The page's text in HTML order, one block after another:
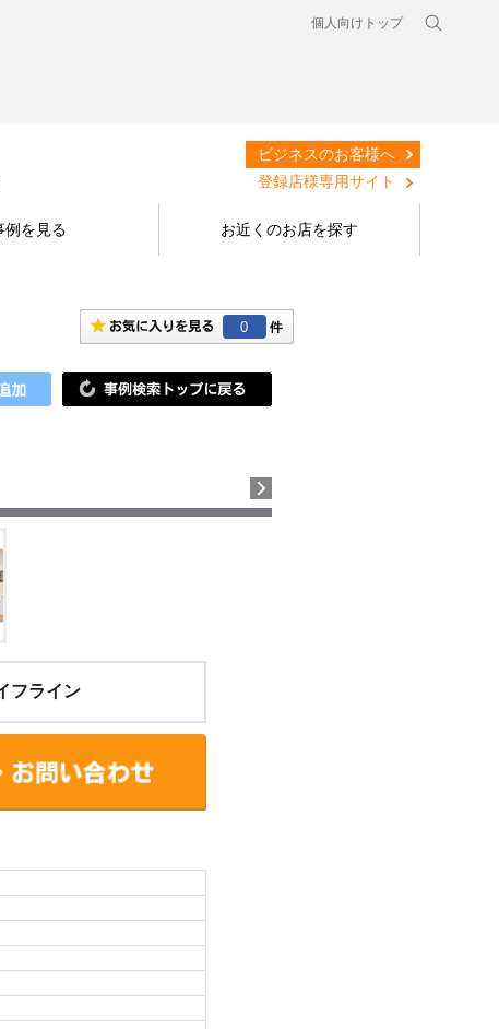
個人向けトップ
ビジネスのお客様へ
登録店様専用サイト
例を見る お近くのお店を探す
0
フライン